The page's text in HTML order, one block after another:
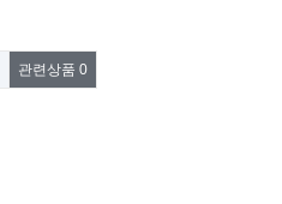
관련상품 0